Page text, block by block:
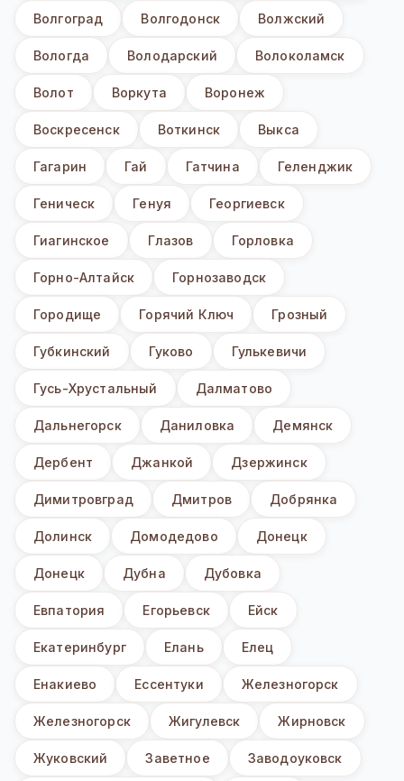
Волгоград Волгодонск Волжский
Вологда Володарский Волоколамск
Волот Воркута Воронеж
Воскресенск Воткинск Выкса
Гагарин Гай Гатчина Геленджик
Геническ Генуя Георгиевск
Гиагинское Глазов Горловка
Горно-Алтайск Горнозаводск
Городище Горячий Ключ Грозный
Губкинский Гуково Гулькевичи
Гусь-Хрустальный Далматово
Дальнегорск Даниловка Демянск
Дербент Джанкой Дзержинск
Димитровград Дмитров Добрянка
Долинск Домодедово Донецк
Донецк Дубна Дубовка
Евпатория Егорьевск Ейск
Екатеринбург Елань Елец
Енакиево Ессентуки Железногорск
Железногорск Жигулевск Жирновск
Жуковский Заветное Заводоуковск